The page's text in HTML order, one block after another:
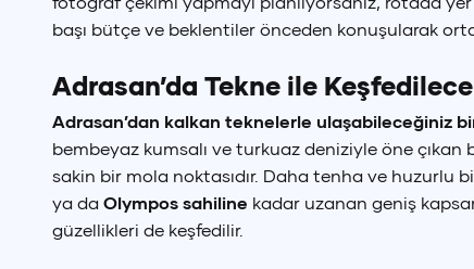
başı bütçe ve beklentiler önceden konuşularak
Adrasan’da Tekne ile
Adrasan’dan kalkan teknelerle ulaşabileceğiniz
bembeyaz kumsalı ve turkuaz deniziyle öne
sakin bir mola noktasıdır. Daha tenha ve huzurlu
ya da Olympos sahiline kadar uzanan geniş
güzellikleri de keşfedilir.